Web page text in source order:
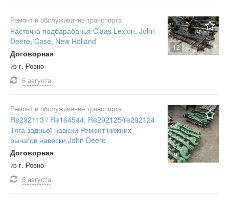
12
Ремонт и обслуживание транспорта
Расточка подбарабанья Claas Lexion, John
Deere, Case, New Holland
Договорная
из г. Ровно
5 августа
9
Ремонт и обслуживание транспорта
Re292113 / Re164544, Re292125/re292124
Тяга задньої навіски Ремонт нижних
рычагов навески John Deere
Договорная
из г. Ровно
5 августа